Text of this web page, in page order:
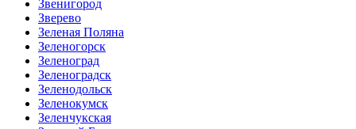
Звенигород
Зверево
Зеленая Поляна
Зеленогорск
Зеленоград
Зеленоградск
Зеленодольск
Зеленокумск
Зеленчукская